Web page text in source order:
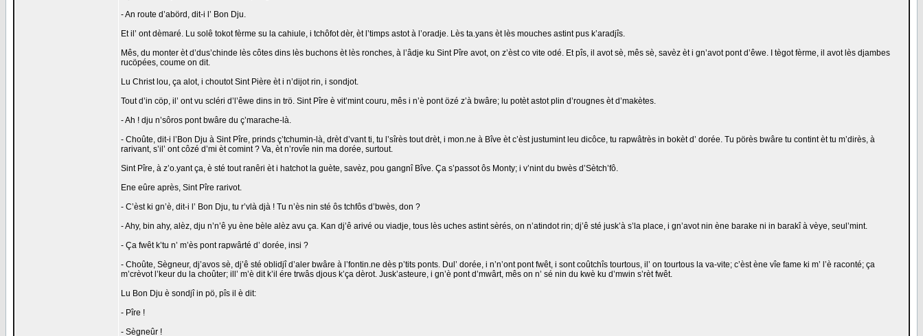
- An route d’abörd, dit-i l’ Bon Dju.
Et il’ ont dèmaré. Lu solê tokot fèrme su la cahiule, i tchôfot dèr, èt l’timps astot à l’oradje. Lès ta.yans èt lès mouches astint pus k’aradjîs.
Mês, du monter èt d’dus’chinde lès côtes dins lès buchons èt lès ronches, à l’âdje ku Sint Pîre avot, on z’èst co vite odé. Et pîs, il avot sè, mês sè, savèz èt i gn’avot pont d’êwe. I tègot fèrme, il avot lès djambes
rucöpées, coume on dit.
Lu Christ lou, ça alot, i choutot Sint Pière èt i n’dijot rin, i sondjot.
Tout d’in cöp, il’ ont vu scléri d’l’êwe dins in trö. Sint Pîre è vit’mint couru, mês i n’è pont özé z’à bwâre; lu potèt astot plin d’rougnes èt d’makètes.
- Ah ! dju n’sôros pont bwâre du ç’marache-là.
- Choûte, dit-i l’Bon Dju à Sint Pîre, prinds ç’tchumin-là, drèt d’vant ti, tu l’sîrès tout drèt, i mon.ne à Bîve èt c’èst justumint leu dicôce, tu rapwâtrès in bokèt d’ dorée. Tu pörès bwâre tu contint èt tu m’dirès, à
rarivant, s’il’ ont côzé d’mi èt comint ? Va, èt n’rovîe nin ma dorée, surtout.
Sint Pîre, à z’o.yant ça, è sté tout ranêri èt i hatchot la guète, savèz, pou gangnî Bîve. Ça s’passot ôs Monty; i v’nint du bwès d’Sètch’fô.
Ene eûre après, Sint Pîre rarivot.
- C’èst ki gn’è, dit-i l’ Bon Dju, tu r’vlà djà ! Tu n’ès nin sté ôs tchfôs d’bwès, don ?
- Ahy, bin ahy, alèz, dju n’n’ê yu ène bèle alèz avu ça. Kan dj’ê arivé ou viadje, tous lès uches astint sèrés, on n’atindot rin; dj’ê sté jusk’à s’la place, i gn’avot nin ène barake ni in barakî à vèye, seul’mint.
- Ça fwêt k’tu n’ m’ès pont rapwârté d’ dorée, insi ?
- Choûte, Sègneur, dj’avos sè, dj’ê sté oblidjî d’aler bwâre à l’fontin.ne dès p’tits ponts. Dul’ dorée, i n’n’ont pont fwêt, i sont coûtchîs tourtous, il’ on tourtous la va-vite; c’èst ène vîe fame ki m’ l’è raconté; ça
m’crèvot l’keur du la choûter; ill’ m’è dit k’il ére trwâs djous k’ça dèrot. Jusk’asteure, i gn’è pont d’mwârt, mês on n’ sé nin du kwè ku d’mwin s’rèt fwêt.
Lu Bon Dju è sondjî in pö, pîs il è dit:
- Pîre !
- Sègneûr !